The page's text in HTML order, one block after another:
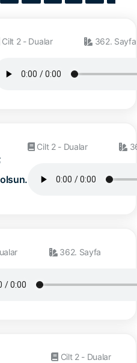
Cilt 2 - Dualar 362. Sayfa
Cilt 2 - Dualar
362. Sayfa
Cilt 2 - Dualar